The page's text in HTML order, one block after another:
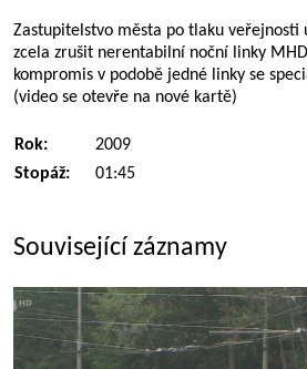
Zastupitelstvo města po tlaku veřejnosti
zcela zrušit nerentabilní noční linky
kompromis v podobě jedné linky se
(video se otevře na nové kartě)
Rok:
2009
Stopáž:
01:45
Související záznamy